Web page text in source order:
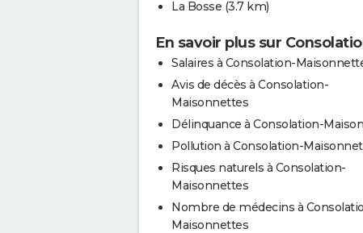
La Bosse (3.7 km)
En savoir plus sur
Salaires à Consolation-
Avis de décès à Consolation-
Maisonnettes
Délinquance à Consolation-
Pollution à Consolation-
Risques naturels à Consolation-
Maisonnettes
Nombre de médecins à
Maisonnettes